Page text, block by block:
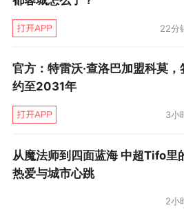
22分
官方：特雷沃·查洛巴加盟科莫，
约至2031年
3小
从魔法师到四面蓝海 中超Tifo里
热爱与城市心跳
2小